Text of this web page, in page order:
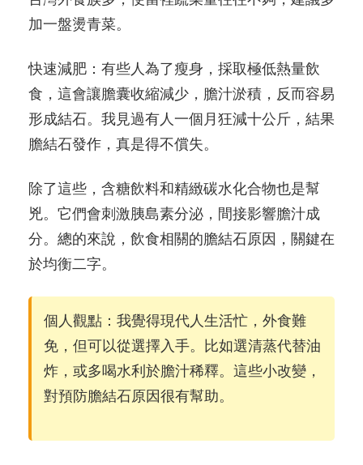
加一盤燙青菜。
快速減肥：有些人為了瘦身，採取極低熱量飲
食，這會讓膽囊收縮減少，膽汁淤積，反而容易
形成結石。我見過有人一個月狂減十公斤，結果
膽結石發作，真是得不償失。
除了這些，含糖飲料和精緻碳水化合物也是幫
兇。它們會刺激胰島素分泌，間接影響膽汁成
分。總的來說，飲食相關的膽結石原因，關鍵在
於均衡二字。
個人觀點：我覺得現代人生活忙，外食難
免，但可以從選擇入手。比如選清蒸代替油
炸，或多喝水利於膽汁稀釋。這些小改變，
對預防膽結石原因很有幫助。